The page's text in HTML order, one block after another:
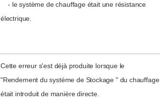
- le système de chauffage était une résistance
électrique.
Cette erreur s'est déjà produite lorsque le
"Rendement du système de Stockage " du chauffage
était introduit de manière directe.